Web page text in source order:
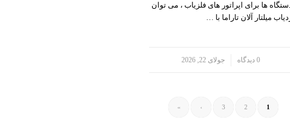
ها برای اپراتور های فلزیاب ، می توان
میلتار آلان تاراما با …
0 دیدگاه جولای 22, 2026
1
2
3
›
»